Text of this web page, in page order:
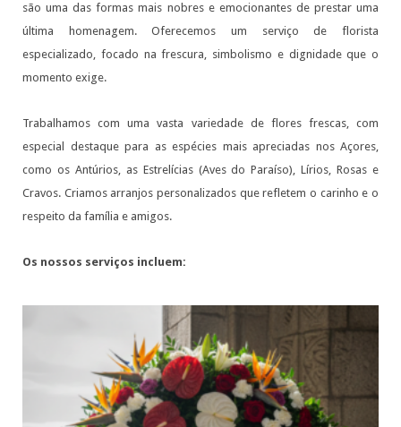
são uma das formas mais nobres e emocionantes de prestar uma
última homenagem. Oferecemos um serviço de florista
especializado, focado na frescura, simbolismo e dignidade que o
momento exige.
Trabalhamos com uma vasta variedade de flores frescas, com
especial destaque para as espécies mais apreciadas nos Açores,
como os Antúrios, as Estrelícias (Aves do Paraíso), Lírios, Rosas e
Cravos. Criamos arranjos personalizados que refletem o carinho e o
respeito da família e amigos.
Os nossos serviços incluem: